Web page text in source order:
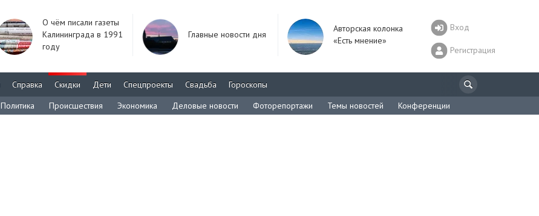
О чём писали газеты
Калининграда в 1991
году
Главные новости дня
Авторская колонка
«Есть мнение»
Вход
Регистрация
Справка Скидки Дети Спецпроекты Свадьба
Гороскопы
Политика Происшествия Экономика Деловые новости Фоторепортажи Темы новостей Конференции